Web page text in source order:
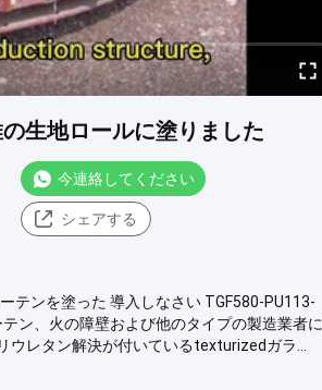
生地ロールに塗りました
今連絡してください
シェアする
テンを塗った 導入しなさい TGF580-PU113-
ン、火の障壁および他のタイプの製造業者に
レタン解決が付いているtexturizedガラ...